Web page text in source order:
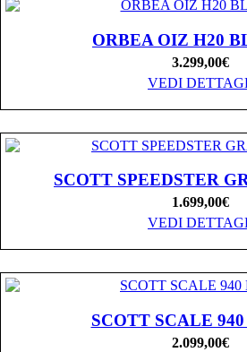
ORBEA OIZ H20
3.299,00€
VEDI
SCOTT SPEEDSTER
1.699,00€
VEDI
SCOTT SCALE
2.099,00€